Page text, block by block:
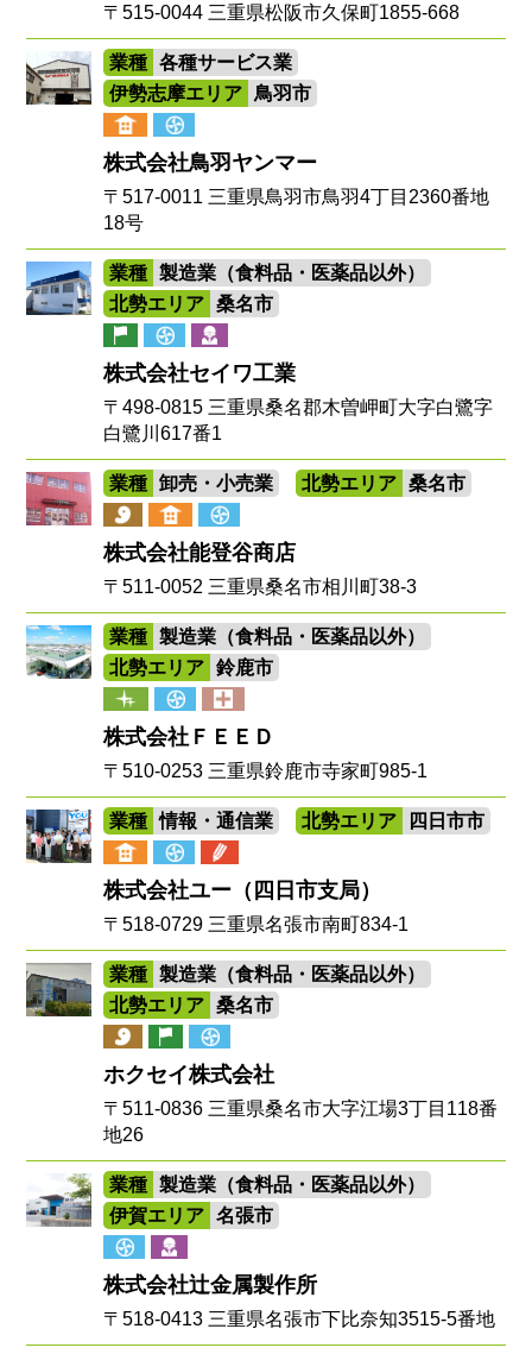
〒515-0044 三重県松阪市久保町1855-668
業種
各種サービス業
伊勢志摩エリア
鳥羽市
株式会社鳥羽ヤンマー
〒517-0011 三重県鳥羽市鳥羽4丁目2360番地
18号
業種
製造業（食料品・医薬品以外）
北勢エリア
桑名市
株式会社セイワ工業
〒498-0815 三重県桑名郡木曽岬町大字白鷺字
白鷺川617番1
業種 卸売・小売業 北勢エリア 桑名市
株式会社能登谷商店
〒511-0052 三重県桑名市相川町38-3
業種
製造業（食料品・医薬品以外）
北勢エリア
鈴鹿市
株式会社ＦＥＥＤ
〒510-0253 三重県鈴鹿市寺家町985-1
業種 情報・通信業 北勢エリア 四日市市
株式会社ユー（四日市支局）
〒518-0729 三重県名張市南町834-1
業種
製造業（食料品・医薬品以外）
北勢エリア
桑名市
ホクセイ株式会社
〒511-0836 三重県桑名市大字江場3丁目118番
地26
業種
製造業（食料品・医薬品以外）
伊賀エリア
名張市
株式会社辻金属製作所
〒518-0413 三重県名張市下比奈知3515-5番地